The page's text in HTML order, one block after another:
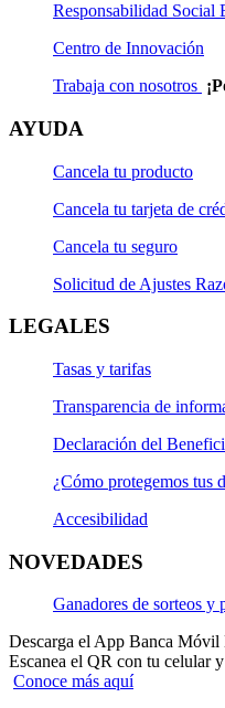
Responsabilidad Social
Centro de Innovación
Trabaja con nosotros
AYUDA
Cancela tu producto
Cancela tu tarjeta de
Cancela tu seguro
Solicitud de Ajustes
LEGALES
Tasas y tarifas
Transparencia de
Declaración del
¿Cómo protegemos tus
Accesibilidad
NOVEDADES
Ganadores de sorteos y
Descarga el App Banca Móvil
Escanea el QR con tu celular
Conoce más aquí